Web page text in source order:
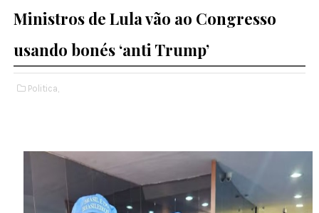
Ministros de Lula vão ao Congresso
usando bonés ‘anti Trump’
Politica,